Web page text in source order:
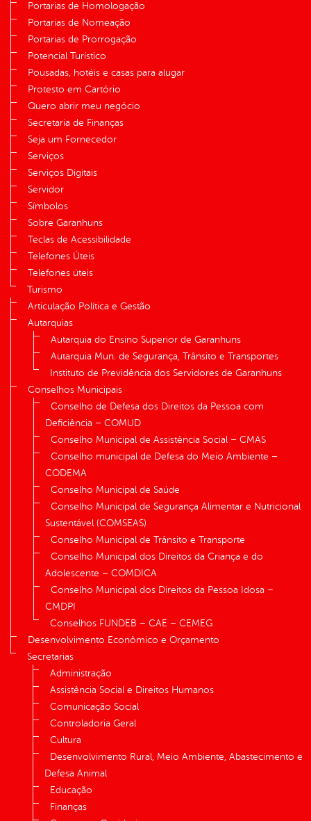
Portarias de Homologação
Portarias de Nomeação
Portarias de Prorrogação
Potencial Turístico
Pousadas, hotéis e casas para alugar
Protesto em Cartório
Quero abrir meu negócio
Secretaria de Finanças
Seja um Fornecedor
Serviços
Serviços Digitais
Servidor
Símbolos
Sobre Garanhuns
Teclas de Acessibilidade
Telefones Úteis
Telefones úteis
Turismo
Articulação Política e Gestão
Autarquias
Autarquia do Ensino Superior de Garanhuns
Autarquia Mun. de Segurança, Trânsito e Transportes
Instituto de Previdência dos Servidores de Garanhuns
Conselhos Municipais
Conselho de Defesa dos Direitos da Pessoa com
Deficiência – COMUD
Conselho Municipal de Assistência Social – CMAS
Conselho municipal de Defesa do Meio Ambiente –
CODEMA
Conselho Municipal de Saúde
Conselho Municipal de Segurança Alimentar e Nutricional
Sustentável (COMSEAS)
Conselho Municipal de Trânsito e Transporte
Conselho Municipal dos Direitos da Criança e do
Adolescente – COMDICA
Conselho Municipal dos Direitos da Pessoa Idosa –
CMDPI
Conselhos FUNDEB – CAE – CEMEG
Desenvolvimento Econômico e Orçamento
Secretarias
Administração
Assistência Social e Direitos Humanos
Comunicação Social
Controladoria Geral
Cultura
Desenvolvimento Rural, Meio Ambiente, Abastecimento e
Defesa Animal
Educação
Finanças